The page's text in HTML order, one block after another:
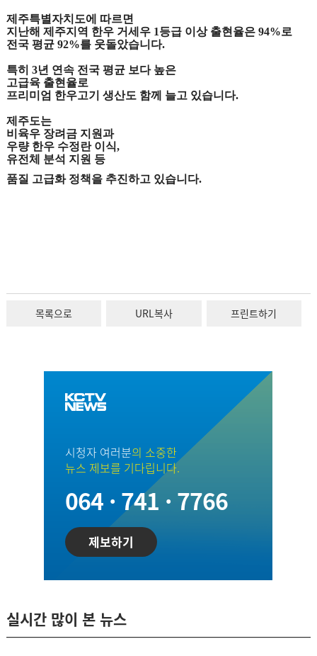
제주특별자치도에 따르면
지난해 제주지역 한우 거세우 1등급 이상 출현율은 94%로
전국 평균 92%를 웃돌았습니다.
특히 3년 연속 전국 평균 보다 높은
고급육 출현율로
프리미엄 한우고기 생산도 함께 늘고 있습니다.
제주도는
비육우 장려금 지원과
우량 한우 수정란 이식,
유전체 분석 지원 등
품질 고급화 정책을 추진하고 있습니다.
목록으로 URL복사 프린트하기
시청자 여러분의 소중한
뉴스 제보를 기다립니다.
064 · 741 · 7766
제보하기
실시간 많이 본 뉴스